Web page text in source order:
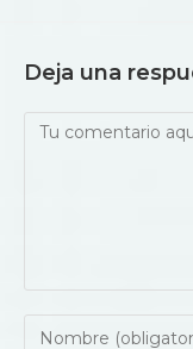
Deja una